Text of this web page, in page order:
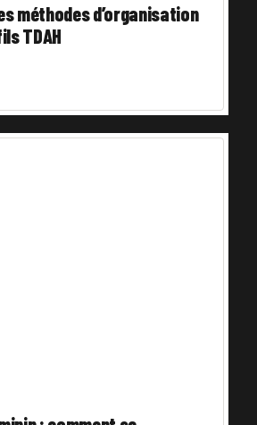
méthodes d’organisation
TDAH